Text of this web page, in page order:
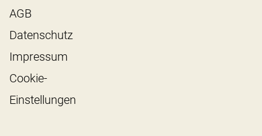
AGB
Datenschutz
Impressum
Cookie-
Einstellungen